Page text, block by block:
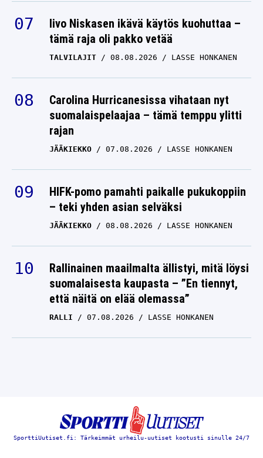
Iivo Niskasen ikävä käytös kuohuttaa –
tämä raja oli pakko vetää
TALVILAJIT 08.08.2026 LASSE HONKANEN
Carolina Hurricanesissa vihataan nyt
suomalaispelaajaa – tämä temppu ylitti
rajan
JÄÄKIEKKO 07.08.2026 LASSE HONKANEN
HIFK-pomo pamahti paikalle pukukoppiin
– teki yhden asian selväksi
JÄÄKIEKKO 08.08.2026 LASSE HONKANEN
Rallinainen maailmalta ällistyi, mitä löysi
suomalaisesta kaupasta – ”En tiennyt,
että näitä on elää olemassa”
RALLI 07.08.2026 LASSE HONKANEN
SporttiUutiset.fi: Tärkeimmät urheilu-uutiset kootusti sinulle 24/7